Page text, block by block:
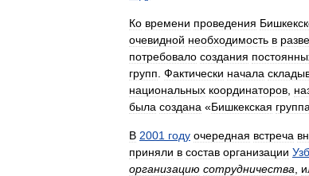
Ко времени проведения
очевидной необходимость в
потребовало создания
групп Фактически начала
национальных координаторов
была создана «Бишкекская группа
В 2001 году очередная встреча
приняли в состав организации
организацию сотрудничества